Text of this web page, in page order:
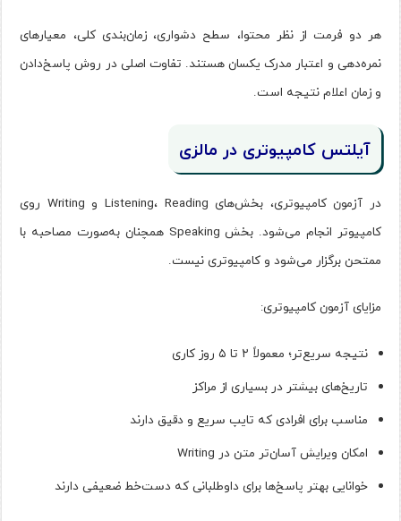
هر دو فرمت از نظر محتوا، سطح دشواری، زمان‌بندی کلی، معیارهای
نمره‌دهی و اعتبار مدرک یکسان هستند. تفاوت اصلی در روش پاسخ‌دادن
و زمان اعلام نتیجه است.
آیلتس کامپیوتری در مالزی
در آزمون کامپیوتری، بخش‌های Listening، Reading و Writing روی
کامپیوتر انجام می‌شود. بخش Speaking همچنان به‌صورت مصاحبه با
ممتحن برگزار می‌شود و کامپیوتری نیست.
مزایای آزمون کامپیوتری:
نتیجه سریع‌تر؛ معمولاً ۲ تا ۵ روز کاری
تاریخ‌های بیشتر در بسیاری از مراکز
مناسب برای افرادی که تایپ سریع و دقیق دارند
امکان ویرایش آسان‌تر متن در Writing
خوانایی بهتر پاسخ‌ها برای داوطلبانی که دست‌خط ضعیفی دارند